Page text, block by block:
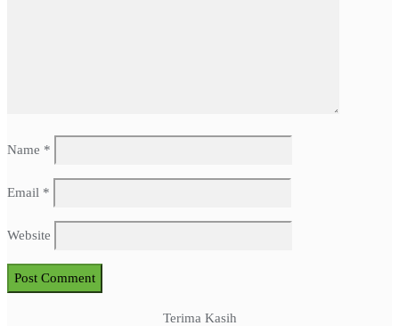
Name *
Email *
Website
Terima Kasih